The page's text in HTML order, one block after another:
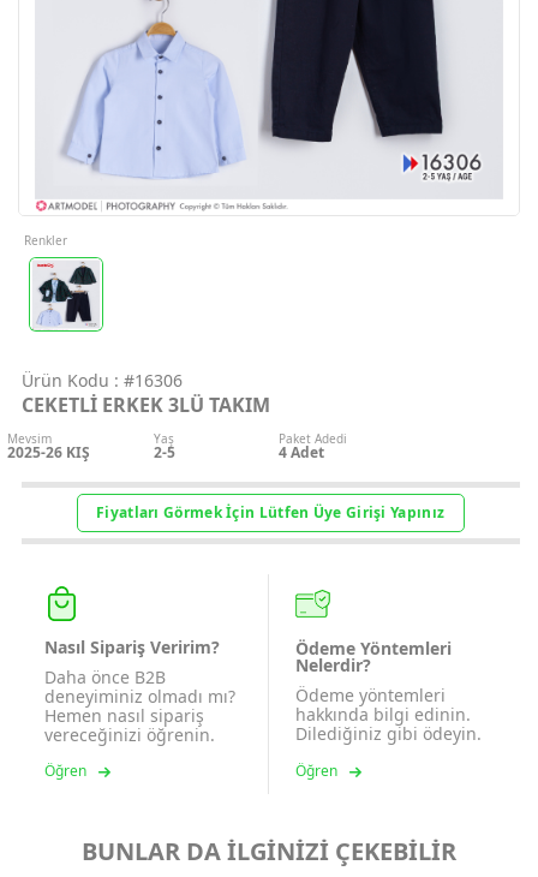
Geri Bildirim
İletişim
Destek &
Şifremi
Giriş Yap
Ürün Kodu : #16306
CEKETLİ ERKEK 3LÜ TAKIM
Mevsim
2025-26 KIŞ
Yaş
2-5
Paket Adedi
4Adet
Renkler
Fiyatları Görmek İçin Lütfen Üye Girişi Yapınız
Nasıl Sipariş Veririm?
Daha önce B2B
deneyiminiz olmadı mı?
Hemen nasıl sipariş
vereceğinizi öğrenin.
Öğren
Ödeme Yöntemleri
Nelerdir?
Ödeme yöntemleri
hakkında bilgi edinin.
Dilediğiniz gibi ödeyin.
Öğren
BUNLAR DA İLGİNİZİ ÇEKEBİLİR